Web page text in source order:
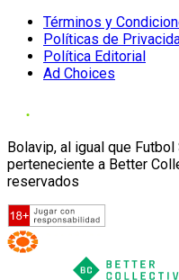
Términos y
Políticas de
Política Editorial
Ad Choices
Bolavip, al igual que
perteneciente a Better
reservados